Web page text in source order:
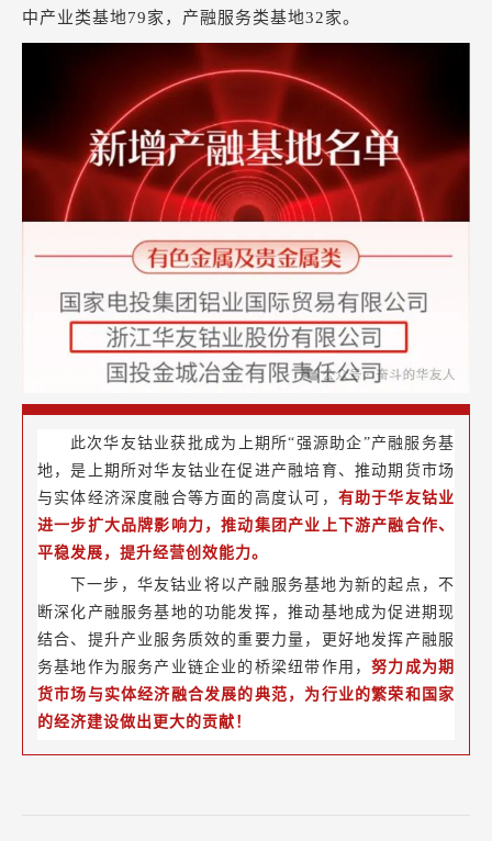
中产业类基地79家，产融服务类基地32家。
此次华友钴业获批成为上期所“强源助企”产融服务基
地，是上期所对华友钴业在促进产融培育、推动期货市场
与实体经济深度融合等方面的高度认可， 有助于华友钴业
进一步扩大品牌影响力，推动集团产业上下游产融合作、
平稳发展，提升经营创效能力。
下一步，华友钴业将以产融服务基地为新的起点，不
断深化产融服务基地的功能发挥，推动基地成为促进期现
结合、提升产业服务质效的重要力量，更好地发挥产融服
务基地作为服务产业链企业的桥梁纽带作用，努力成为期
货市场与实体经济融合发展的典范，为行业的繁荣和国家
的经济建设做出更大的贡献！